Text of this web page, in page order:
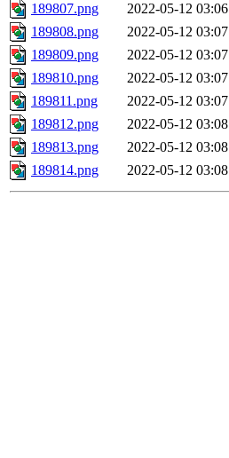
189807.png
2022-05-12 03:06
189808.png
2022-05-12 03:07
189809.png
2022-05-12 03:07
189810.png
2022-05-12 03:07
189811.png
2022-05-12 03:07
189812.png
2022-05-12 03:08
189813.png
2022-05-12 03:08
189814.png
2022-05-12 03:08